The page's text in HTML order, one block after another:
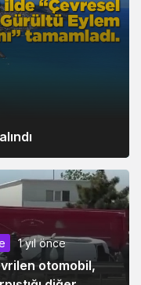
1 yıl önce
otomobil,